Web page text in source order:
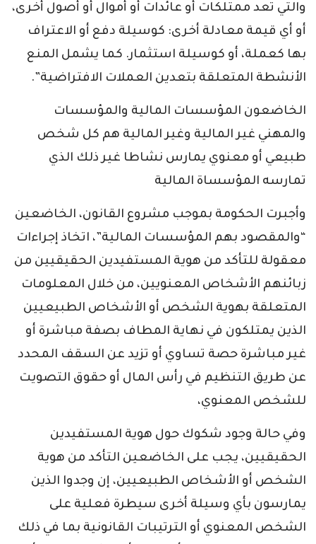
والتي تعد ممتلكات أو عائدات أو أموال أو أصول أخرى،
أو أي قيمة معادلة أخرى: كوسيلة دفع أو الاعتراف
بها كعملة، أو كوسيلة استثمار. كما يشمل المنع
الأنشطة المتعلقة بتعدين العملات الافتراضية”.
الخاضعون المؤسسات المالية والمؤسسات
والمهني غير المالية وغير المالية هم كل شخص
طبيعي أو معنوي يمارس نشاطا غير ذلك الذي
تمارسه المؤسساة المالية
وأجبرت الحكومة بموجب مشروع القانون، الخاضعين
“والمقصود بهم المؤسسات المالية”، اتخاذ إجراءات
معقولة للتأكد من هوية المستفيدين الحقيقيين من
زبائنهم الأشخاص المعنويين، من خلال المعلومات
المتعلقة بهوية الشخص أو الأشخاص الطبيعيين
الذين يمتلكون في نهاية المطاف بصفة مباشرة أو
غير مباشرة حصة تساوي أو تزيد عن السقف المحدد
عن طريق التنظيم في رأس المال أو حقوق التصويت
للشخص المعنوي،
وفي حالة وجود شكوك حول هوية المستفيدين
الحقيقيين، يجب على الخاضعين التأكد من هوية
الشخص أو الأشخاص الطبيعيين، إن وجدوا الذين
يمارسون بأي وسيلة أخرى سيطرة فعلية على
الشخص المعنوي أو الترتيبات القانونية بما في ذلك